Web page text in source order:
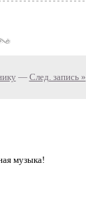
— След. запись »
музыка!